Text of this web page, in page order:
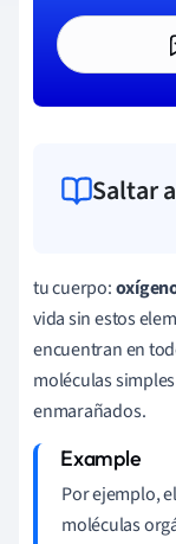
Saltar
tu cuerpo:
vida sin estos
encuentran en
moléculas
enmarañados.
Por ejemplo,
moléculas